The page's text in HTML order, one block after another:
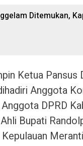
Ditemukan,
Ketua Pansus
Anggota
DPRD
Bupati